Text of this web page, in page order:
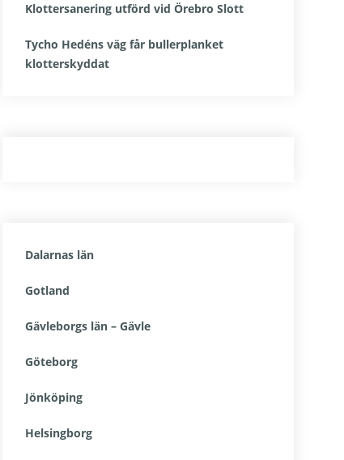
Klottersanering utförd vid Örebro Slott
Tycho Hedéns väg får bullerplanket
klotterskyddat
Dalarnas län
Gotland
Gävleborgs län – Gävle
Göteborg
Jönköping
Helsingborg